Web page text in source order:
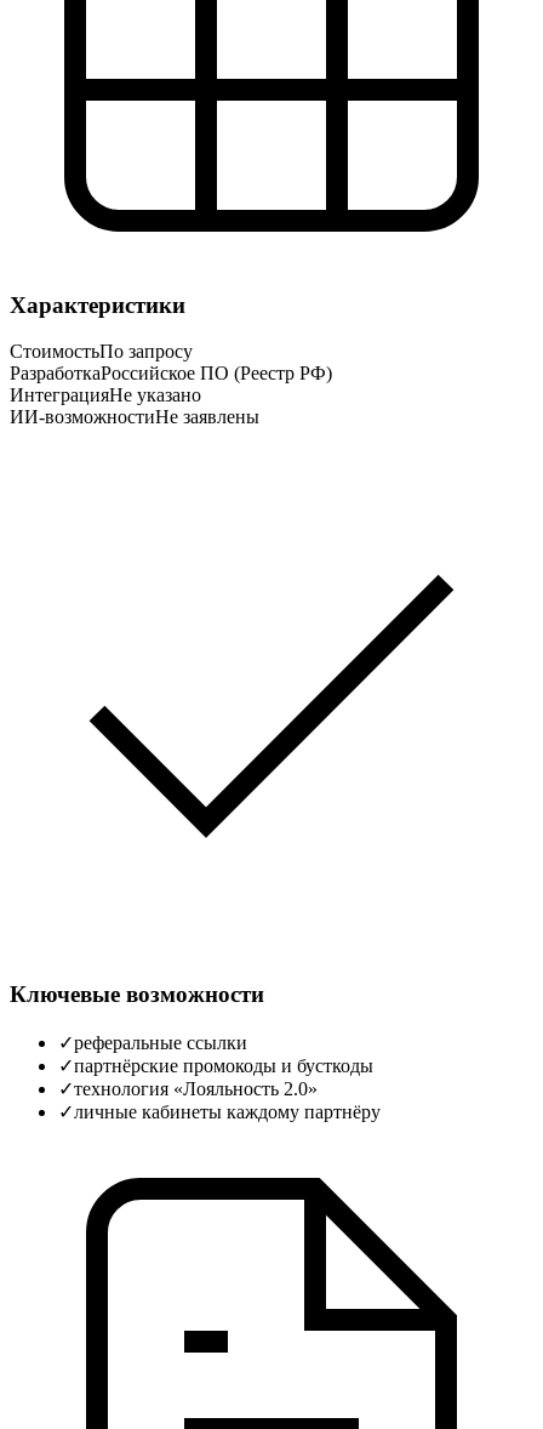
Характеристики
СтоимостьПо запросу
РазработкаРоссийское ПО (Реестр РФ)
ИнтеграцияНе указано
ИИ-возможностиНе заявлены
Ключевые возможности
✓реферальные ссылки
✓партнёрские промокоды и бусткоды
✓технология «Лояльность 2.0»
✓личные кабинеты каждому партнёру